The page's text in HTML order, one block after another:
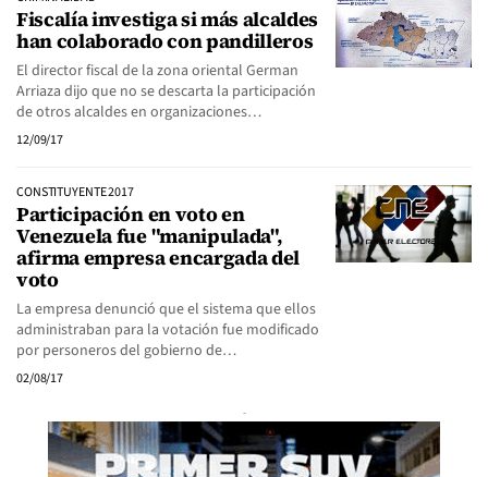
Fiscalía investiga si más alcaldes
han colaborado con pandilleros
El director fiscal de la zona oriental German
Arriaza dijo que no se descarta la participación
de otros alcaldes en organizaciones…
12/09/17
CONSTITUYENTE 2017
Participación en voto en
Venezuela fue "manipulada",
afirma empresa encargada del
voto
La empresa denunció que el sistema que ellos
administraban para la votación fue modificado
por personeros del gobierno de…
02/08/17